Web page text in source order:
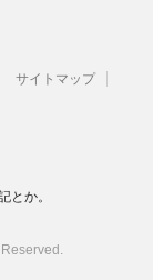
サイトマップ
とか。